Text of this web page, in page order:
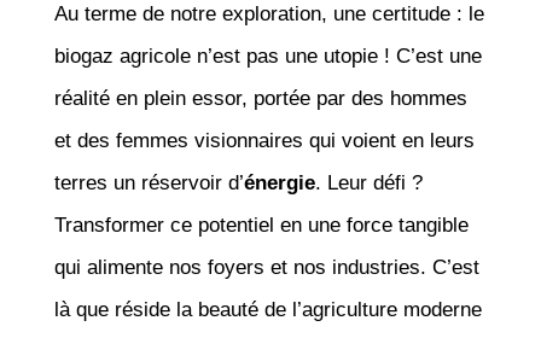
Au terme de notre exploration, une certitude : le
biogaz agricole n’est pas une utopie ! C’est une
réalité en plein essor, portée par des hommes
et des femmes visionnaires qui voient en leurs
terres un réservoir d’énergie. Leur défi ?
Transformer ce potentiel en une force tangible
qui alimente nos foyers et nos industries. C’est
là que réside la beauté de l’agriculture moderne